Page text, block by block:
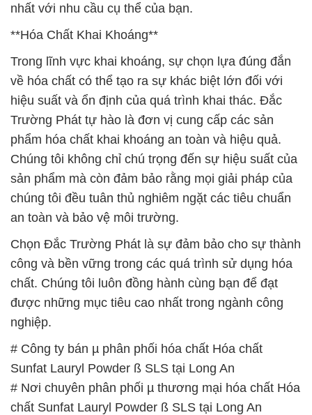
nhất với nhu cầu cụ thể của bạn.
**Hóa Chất Khai Khoáng**
Trong lĩnh vực khai khoáng, sự chọn lựa đúng đắn
về hóa chất có thể tạo ra sự khác biệt lớn đối với
hiệu suất và ổn định của quá trình khai thác. Đắc
Trường Phát tự hào là đơn vị cung cấp các sản
phẩm hóa chất khai khoáng an toàn và hiệu quả.
Chúng tôi không chỉ chú trọng đến sự hiệu suất của
sản phẩm mà còn đảm bảo rằng mọi giải pháp của
chúng tôi đều tuân thủ nghiêm ngặt các tiêu chuẩn
an toàn và bảo vệ môi trường.
Chọn Đắc Trường Phát là sự đảm bảo cho sự thành
công và bền vững trong các quá trình sử dụng hóa
chất. Chúng tôi luôn đồng hành cùng bạn để đạt
được những mục tiêu cao nhất trong ngành công
nghiệp.
# Công ty bán µ phân phối hóa chất Hóa chất
Sunfat Lauryl Powder ß SLS tại Long An
# Nơi chuyên phân phối µ thương mại hóa chất Hóa
chất Sunfat Lauryl Powder ß SLS tại Long An